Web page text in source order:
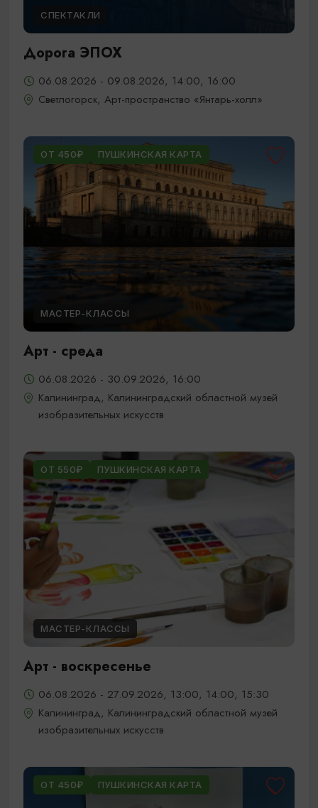
СПЕКТАКЛИ
Дорога ЭПОХ
06.08.2026 - 09.08.2026, 14:00, 16:00
Светлогорск, Арт-пространство «Янтарь-холл»
ОТ 450₽ ПУШКИНСКАЯ КАРТА
МАСТЕР-КЛАССЫ
Арт - среда
06.08.2026 - 30.09.2026, 16:00
Калининград, Калининградский областной музей
изобразительных искусств
ОТ 550₽ ПУШКИНСКАЯ КАРТА
МАСТЕР-КЛАССЫ
Арт - воскресенье
06.08.2026 - 27.09.2026, 13:00, 14:00, 15:30
Калининград, Калининградский областной музей
изобразительных искусств
ОТ 450₽ ПУШКИНСКАЯ КАРТА